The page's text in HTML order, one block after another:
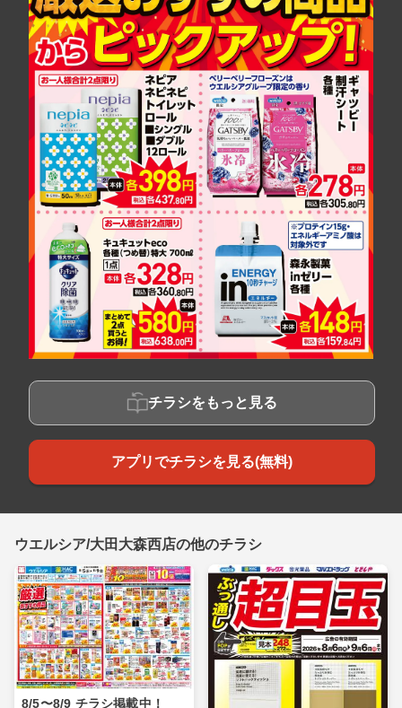
チラシをもっと見る
アプリでチラシを見る(無料)
ウエルシア/大田大森西店の他のチラシ
8/5〜8/9 チラシ掲載中！